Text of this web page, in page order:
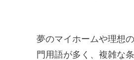
夢のマイホームや理想
門用語が多く、複雑な